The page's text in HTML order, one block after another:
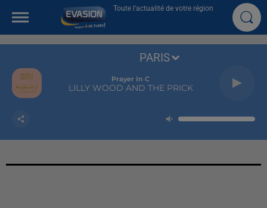
Toute l'actualité de votre région
Prayer In C
LILLY WOOD AND THE PRICK
PARIS